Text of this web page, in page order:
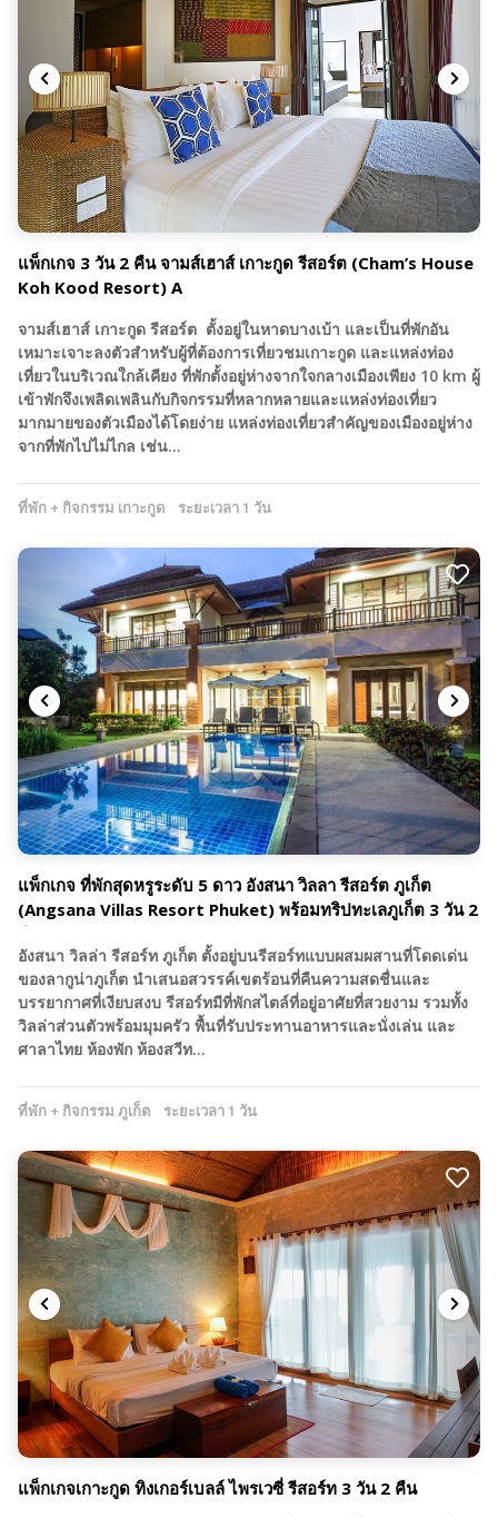
แพ็กเกจ 3 วัน 2 คืน จามส์เฮาส์ เกาะกูด รีสอร์ต (Cham’s House
Koh Kood Resort) A
จามส์เฮาส์ เกาะกูด รีสอร์ต ตั้งอยู่ในหาดบางเบ้า และเป็นที่พักอัน
เหมาะเจาะลงตัวสำหรับผู้ที่ต้องการเที่ยวชมเกาะกูด และแหล่งท่อง
เที่ยวในบริเวณใกล้เคียง ที่พักตั้งอยู่ห่างจากใจกลางเมืองเพียง 10 km ผู้
เข้าพักจึงเพลิดเพลินกับกิจกรรมที่หลากหลายและแหล่งท่องเที่ยว
มากมายของตัวเมืองได้โดยง่าย แหล่งท่องเที่ยวสำคัญของเมืองอยู่ห่าง
จากที่พักไปไม่ไกล เช่น…
ที่พัก + กิจกรรม เกาะกูด ระยะเวลา 1 วัน
แพ็กเกจ ที่พักสุดหรูระดับ 5 ดาว อังสนา วิลลา รีสอร์ต ภูเก็ต
(Angsana Villas Resort Phuket) พร้อมทริปทะเลภูเก็ต 3 วัน 2
คืน
อังสนา วิลล่า รีสอร์ท ภูเก็ต ตั้งอยู่บนรีสอร์ทแบบผสมผสานที่โดดเด่น
ของลากูน่าภูเก็ต นำเสนอสวรรค์เขตร้อนที่คืนความสดชื่นและ
บรรยากาศที่เงียบสงบ รีสอร์ทมีที่พักสไตล์ที่อยู่อาศัยที่สวยงาม รวมทั้ง
วิลล่าส่วนตัวพร้อมมุมครัว พื้นที่รับประทานอาหารและนั่งเล่น และ
ศาลาไทย ห้องพัก ห้องสวีท…
ที่พัก + กิจกรรม ภูเก็ต ระยะเวลา 1 วัน
แพ็กเกจเกาะกูด ทิงเกอร์เบลล์ ไพรเวซี่ รีสอร์ท 3 วัน 2 คืน